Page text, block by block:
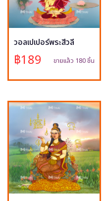
วอลเปเปอร์พระสีวลี
฿189 ขายแล้ว 180 ชิ้น